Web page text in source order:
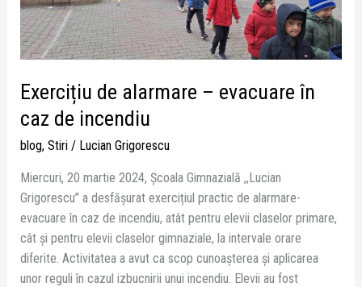
Exercițiu de alarmare – evacuare în
caz de incendiu
blog, Stiri/ Lucian Grigorescu
Miercuri, 20 martie 2024, Școala Gimnazială ,,Lucian
Grigorescu” a desfășurat exercițiul practic de alarmare-
evacuare în caz de incendiu, atât pentru elevii claselor primare,
cât și pentru elevii claselor gimnaziale, la intervale orare
diferite. Activitatea a avut ca scop cunoașterea și aplicarea
unor reguli în cazul izbucnirii unui incendiu. Elevii au fost
caz
de
incendiu